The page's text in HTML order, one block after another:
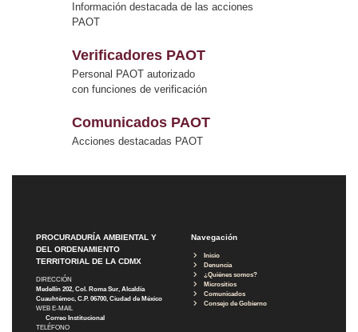
Información destacada de las acciones
PAOT
Verificadores PAOT
Personal PAOT autorizado
con funciones de verificación
Comunicados PAOT
Acciones destacadas PAOT
PROCURADURÍA AMBIENTAL Y
DEL ORDENAMIENTO
TERRITORIAL DE LA CDMX
DIRECCIÓN
Medellín 202, Col. Roma Sur, Alcaldía
Cuauhtémoc, C.P. 06700, Ciudad de México
WEB E-MAIL
Correo Institucional
TELÉFONO
Navegación
Inicio
Denuncia
¿Quiénes somos?
Micrositios
Comunicados
Consejo de Gobierno